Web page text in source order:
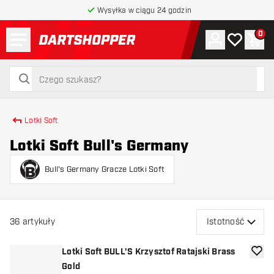
Wysyłka w ciągu 24 godzin
powrót do strony głównej
szukaj
szukaj
Konto
Moja lista
0
Lotki Soft
Lotki Soft Bull's Germany
Bull's Germany Gracze Lotki Soft
36 artykuły Istotność
Lotki Soft BULL'S Krzysztof Ratajski Brass
Gold